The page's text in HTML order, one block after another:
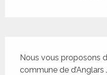
Nous vous proposons
commune de